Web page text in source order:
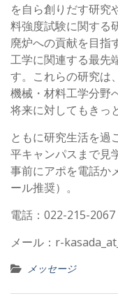
を自ら創りだす研究
料強度試験に関する
廃炉への貢献を目指
工学に関連する最先
す。これらの研究は
機械・材料工学分野
将来に対してもきっ
ともに研究生活を過
平キャンパスまで見
事前にアポを電話か
ール推奨）。
電話：022-215-2067
メール：r-
メッセージ